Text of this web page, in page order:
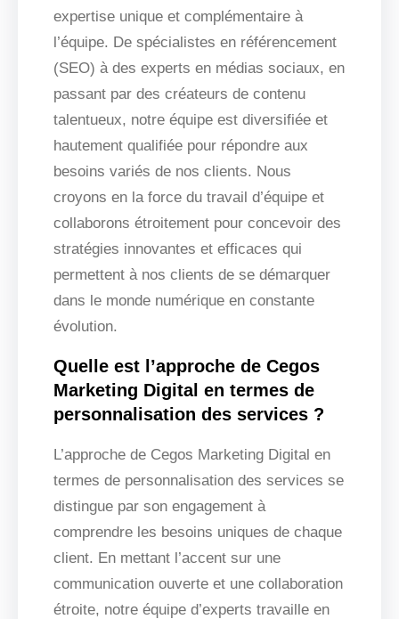
expertise unique et complémentaire à
l’équipe. De spécialistes en référencement
(SEO) à des experts en médias sociaux, en
passant par des créateurs de contenu
talentueux, notre équipe est diversifiée et
hautement qualifiée pour répondre aux
besoins variés de nos clients. Nous
croyons en la force du travail d’équipe et
collaborons étroitement pour concevoir des
stratégies innovantes et efficaces qui
permettent à nos clients de se démarquer
dans le monde numérique en constante
évolution.
Quelle est l’approche de Cegos
Marketing Digital en termes de
personnalisation des services ?
L’approche de Cegos Marketing Digital en
termes de personnalisation des services se
distingue par son engagement à
comprendre les besoins uniques de chaque
client. En mettant l’accent sur une
communication ouverte et une collaboration
étroite, notre équipe d’experts travaille en